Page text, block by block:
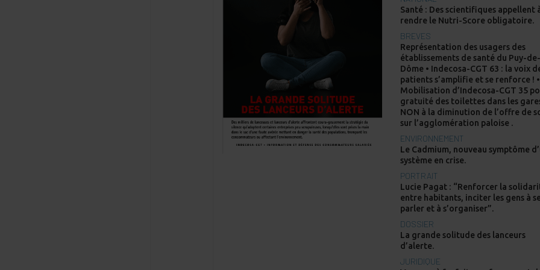
Santé : Des scientifiques appellent
rendre le Nutri-Score obligatoire.
BREVES
Représentation des usagers des
établissements de santé du Puy-de-
Dôme • Indecosa-CGT 63 : la voix
patients s’amplifie et se renforce ! •
Mobilisation d’Indecosa-CGT 35
gratuité des toilettes dans les
NON à la diminution de l’offre de
sur l’agglomération paloise .
ENVIRONNEMENT
Le Cadmium, nouveau symptôme
système en crise.
PORTRAIT
Lucie Pagat : “Renforcer la
entre habitants, inciter les gens à
parler et à s’organiser”.
DOSSIER
La grande solitude des lanceurs
d’alerte.
JURIDIQUE